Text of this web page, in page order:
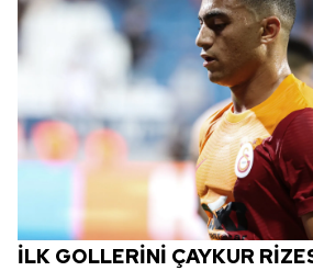
İLK GOLLERİNİ ÇAYKUR